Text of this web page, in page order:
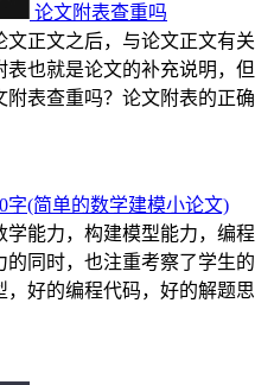
论文附表查重吗
正文之后，与论文正文有关
表也就是论文的补充说明，但
表查重吗？论文附表的正确
字(简单的数学建模小论文)
学能力，构建模型能力，编程
的同时，也注重考察了学生的
好的编程代码，好的解题思